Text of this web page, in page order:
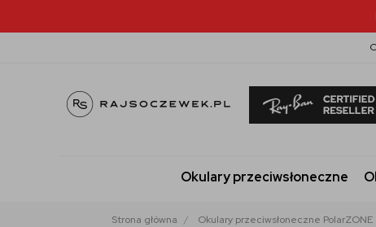
Okulary przeciwsłoneczne
Strona główna Okulary przeciwsłoneczne PolarZONE